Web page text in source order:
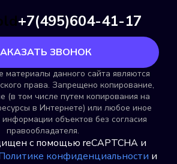
Пульсар
Подробнее
Выбрать
+7(495)604-41-17
ЗВОНОК
данного сайта являются
права. Запрещено копирование,
(в том числе путем копирования на
в Интернете) или любое иное
объектов без согласия
правообладателя.
с помощью reCAPTCHA и
конфиденциальности и